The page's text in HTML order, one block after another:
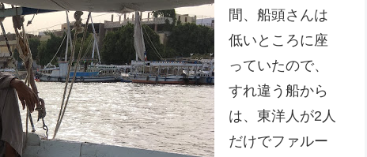
間、船頭さんは
低いところに座
っていたので、
すれ違う船から
は、東洋人が2人
だけでファルー